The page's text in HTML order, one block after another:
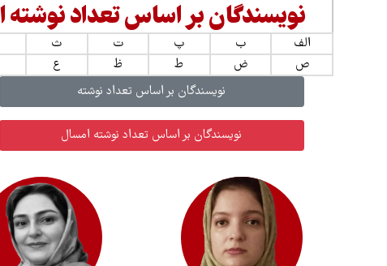
نویسندگان بر اساس تعداد
الف ب پ ت ث
ص
ض ط ظ ع
نویسندگان بر اساس تعداد نوشته
نویسندگان بر اساس تعداد نوشته امسال